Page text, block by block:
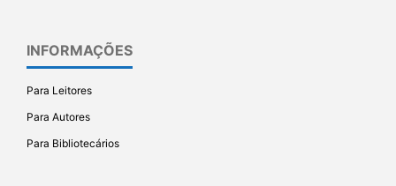
INFORMAÇÕES
Para Leitores
Para Autores
Para Bibliotecários